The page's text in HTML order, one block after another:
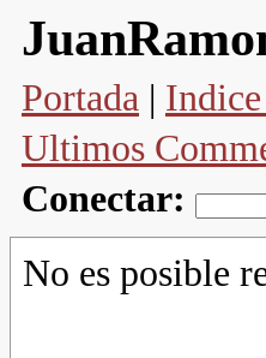
Portada |
Ultimos
Conectar:
No es posible